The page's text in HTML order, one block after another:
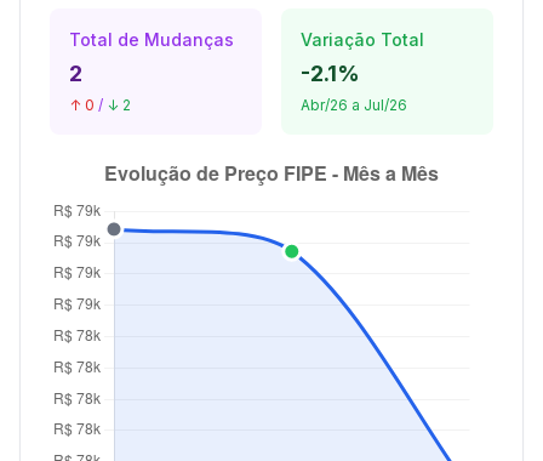
Total de Mudanças
2
↑ 0 / ↓ 2
Variação Total
-2.1%
Abr/26 a Jul/26